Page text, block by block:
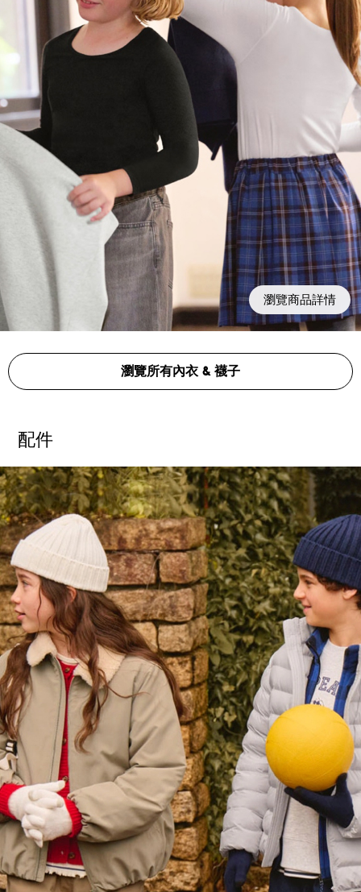
瀏覽商品詳情
瀏覽所有內衣 & 襪子
配件